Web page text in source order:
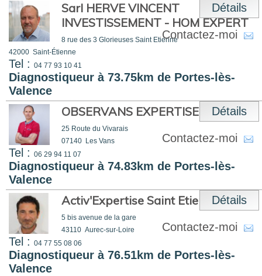
Sarl HERVE VINCENT
INVESTISSEMENT - HOM EXPERT
8 rue des 3 Glorieuses Saint Etienne
42000 Saint-Étienne
Tel : 04 77 93 10 41
Diagnostiqueur à 73.75km de Portes-lès-
Valence
Détails
Contactez-moi
OBSERVANS EXPERTISE
25 Route du Vivarais
07140 Les Vans
Tel : 06 29 94 11 07
Diagnostiqueur à 74.83km de Portes-lès-
Valence
Détails
Contactez-moi
Activ'Expertise Saint Etienne
5 bis avenue de la gare
43110 Aurec-sur-Loire
Tel : 04 77 55 08 06
Diagnostiqueur à 76.51km de Portes-lès-
Valence
Détails
Contactez-moi